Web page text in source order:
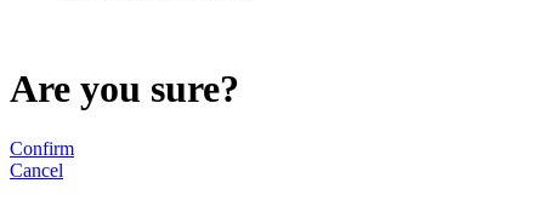
Are you sure?
Confirm
Cancel